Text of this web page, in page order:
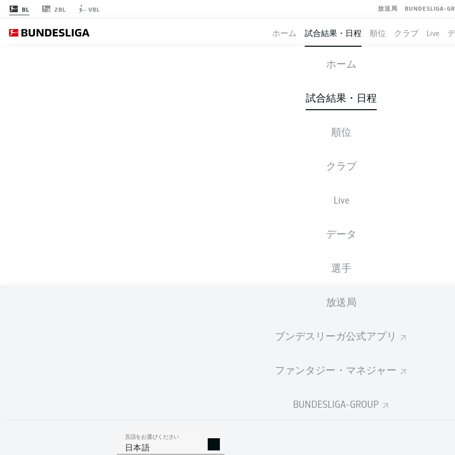
BL 2BL VBL 放送局 BUNDESLIGA-
ホーム 試合結果・日程 順位 クラブ Live
ホーム
試合結果・日程
順位
クラブ
Live
データ
選手
放送局
ブンデスリーガ公式アプリ
ファンタジー・マネジャー
BUNDESLIGA-GROUP
言語をお選びください
日本語
MAINZ SCHALKE
2 3
スターティングメンバー
90' +12' M. Bülter